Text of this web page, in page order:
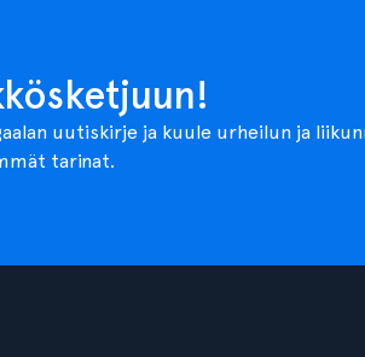
uutiskirje ja kuule urheilun ja
tarinat.